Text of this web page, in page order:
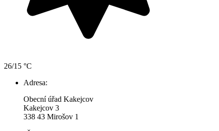
26/15 °C
Adresa:
Obecní úřad Kakejcov
Kakejcov 3
338 43 Mirošov 1